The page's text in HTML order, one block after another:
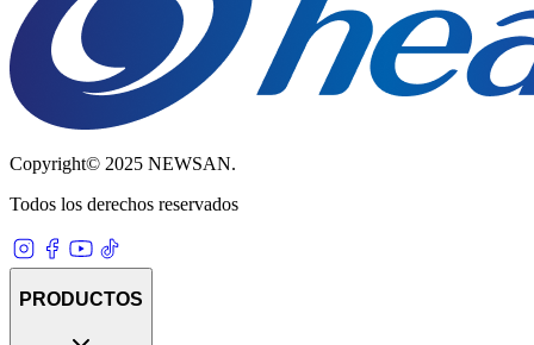
Copyright© 2025 NEWSAN.
Todos los derechos reservados
PRODUCTOS